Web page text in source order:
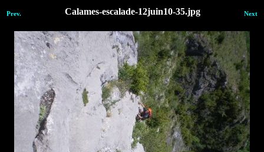
Prev. Calames-escalade-12juin10-35.jpg Next